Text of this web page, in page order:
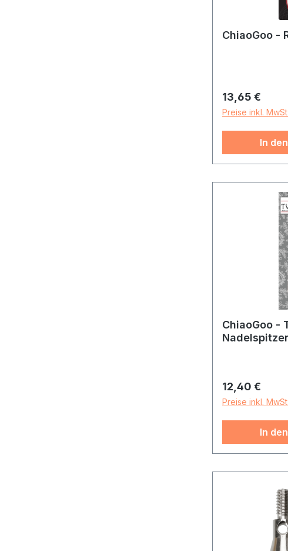
ChiaoGoo -
Regulärer
13,65 €
Preise inkl.
In
ChiaoGoo -
Regulärer
12,40 €
Preise inkl.
In